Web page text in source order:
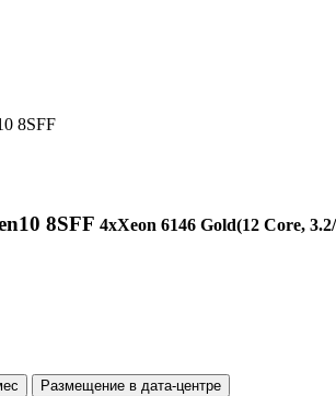
8SFF
8SFF 4xXeon 6146 Gold(12 Core,
Размещение в дата-центре